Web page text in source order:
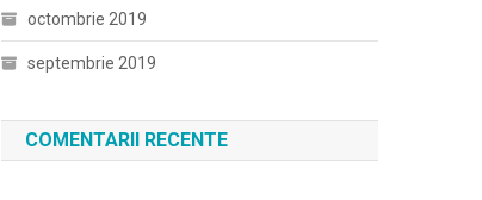
octombrie 2019
septembrie 2019
COMENTARII RECENTE